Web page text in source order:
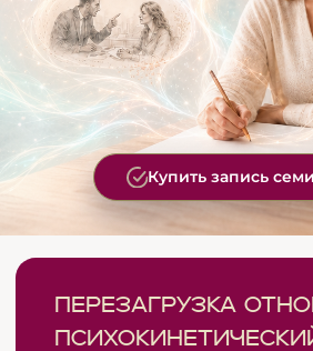
Глубокая работа с отношениями,
внутренними состояниями и
повторяющимися жизненными
сценариями
Часто проблема не в ситуации, а в
накопленном напряжении,
непрожитых эмоциях, внутренних
и отношения. Поэтому снимать их
надо поэтапно, шар за шаром,
экологично.
Почему важна мягкая, глубокая
и бережная перезагрузка
отношений?
ПСИХОКИНЕТИЧЕСКИЙ РИСУНОК